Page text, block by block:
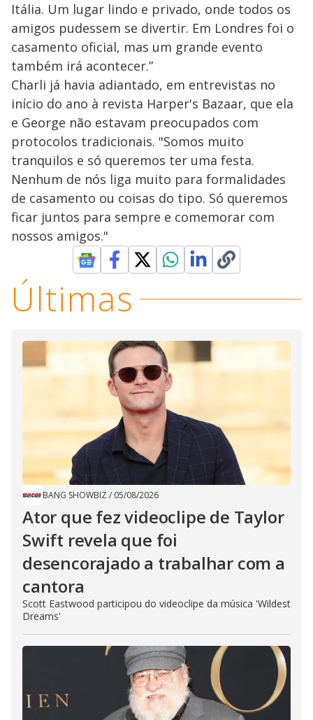
Itália. Um lugar lindo e privado, onde todos os
amigos pudessem se divertir. Em Londres foi o
casamento oficial, mas um grande evento
também irá acontecer.”
Charli já havia adiantado, em entrevistas no
início do ano à revista Harper's Bazaar, que ela
e George não estavam preocupados com
protocolos tradicionais. "Somos muito
tranquilos e só queremos ter uma festa.
Nenhum de nós liga muito para formalidades
de casamento ou coisas do tipo. Só queremos
ficar juntos para sempre e comemorar com
nossos amigos."
Últimas
BANG SHOWBIZ / 05/08/2026
Ator que fez videoclipe de Taylor
Swift revela que foi
desencorajado a trabalhar com a
cantora
Scott Eastwood participou do videoclipe da música 'Wildest
Dreams'